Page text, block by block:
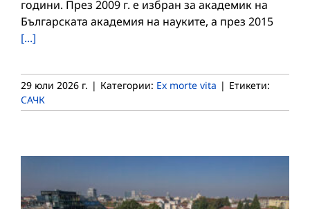
години. През 2009 г. е избран за академик на
Българската академия на науките, а през 2015
[...]
29 юли 2026 г. | Категории: Ex morte vita | Етикети:
САЧК